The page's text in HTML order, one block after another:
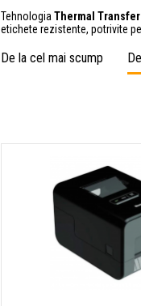
Tehnologia Thermal Transfer
etichete rezistente, potrivite
De la cel mai scump